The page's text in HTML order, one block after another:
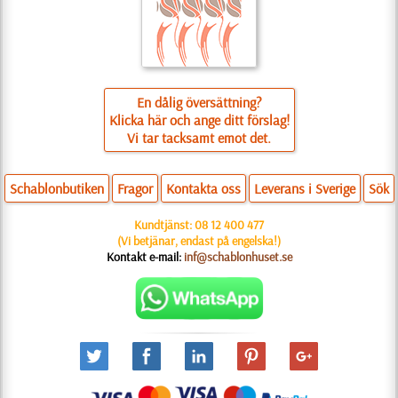
En dålig översättning?
Klicka här och ange ditt förslag!
Vi tar tacksamt emot det.
Schablonbutiken Fragor Kontakta oss Leverans i Sverige Sök
Kundtjänst:08 12 400 477
(Vi betjänar, endast på engelska!)
Kontakt e-mail: inf@schablonhuset.se